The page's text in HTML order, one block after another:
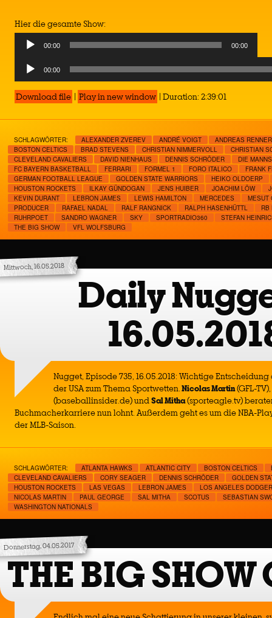
Hier die gesamte Show:
Audio
00:00 00:00
Audio
Player
00:00
Download file | Play in new window | Duration: 2:39:01
SCHLAGWÖRTER: ALEXANDER ZVEREV ANDRÉ VOIGT
ANDREAS RENNER
BOSTON CELTICS
BRAD STEVENS CHRISTIAN NIMMERVOLL
CHRISTIAN
CLEVELAND CAVALIERS
DAVID NIENHAUS DENNIS SCHRÖDER
DIE
FC BAYERN BASKETBALL
FERRARI FORMEL 1 FORO ITALICO
FRANK
GERMAN FOOTBALL LEAGUE
GOLDEN STATE WARRIORS
HEIKO OLDOERP
HOUSTON ROCKETS
ILKAY GÜNDOGAN JENS HUIBER JOACHIM LÖW
KEVIN DURANT
LEBRON JAMES LEWIS HAMILTON MERCEDES
MESUT
PRODUCER
RAFAEL NADAL RALF RANGNICK RALPH HASENHÜTTL
RB
RUHRPOET
SANDRO WAGNER SKY SPORTRADIO360
STEFAN
THE BIG SHOW
VFL WOLFSBURG
Mittwoch, 16.05.2018
Daily
Nugget, Episode 735, 16.05.2018: Wichtige
der USA zum Thema Sportwetten.Nicolas Martin(GFL-TV),
(baseballinsider.de) undSal Mitha(sporteagle.tv)
Buchmacherkarriere nun lohnt. Außerdem geht es um die NBA-
der MLB-Saison.
SCHLAGWÖRTER: ATLANTA HAWKS ATLANTIC CITY BOSTON CELTICS
CLEVELAND CAVALIERS
CORY SEAGER DENNIS SCHRÖDER
GOLDEN
HOUSTON ROCKETS
LAS VEGAS LEBRON JAMES
LOS ANGELES
NICOLAS MARTIN
PAUL GEORGE SAL MITHA SCOTUS
SEBASTIAN
WASHINGTON NATIONALS
Donnerstag, 04.05.2017
THE BIG